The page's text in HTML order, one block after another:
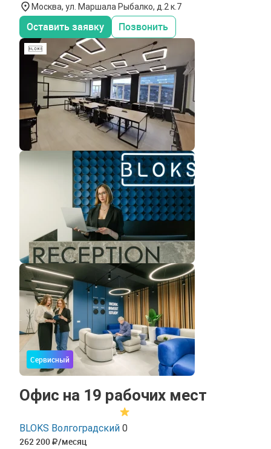
Москва, ул. Маршала Рыбалко, д.2 к.7
Оставить заявку Позвонить
Сервисный
Офис на 19 рабочих мест
BLOKS Волгоградский 0
262 200 /месяц